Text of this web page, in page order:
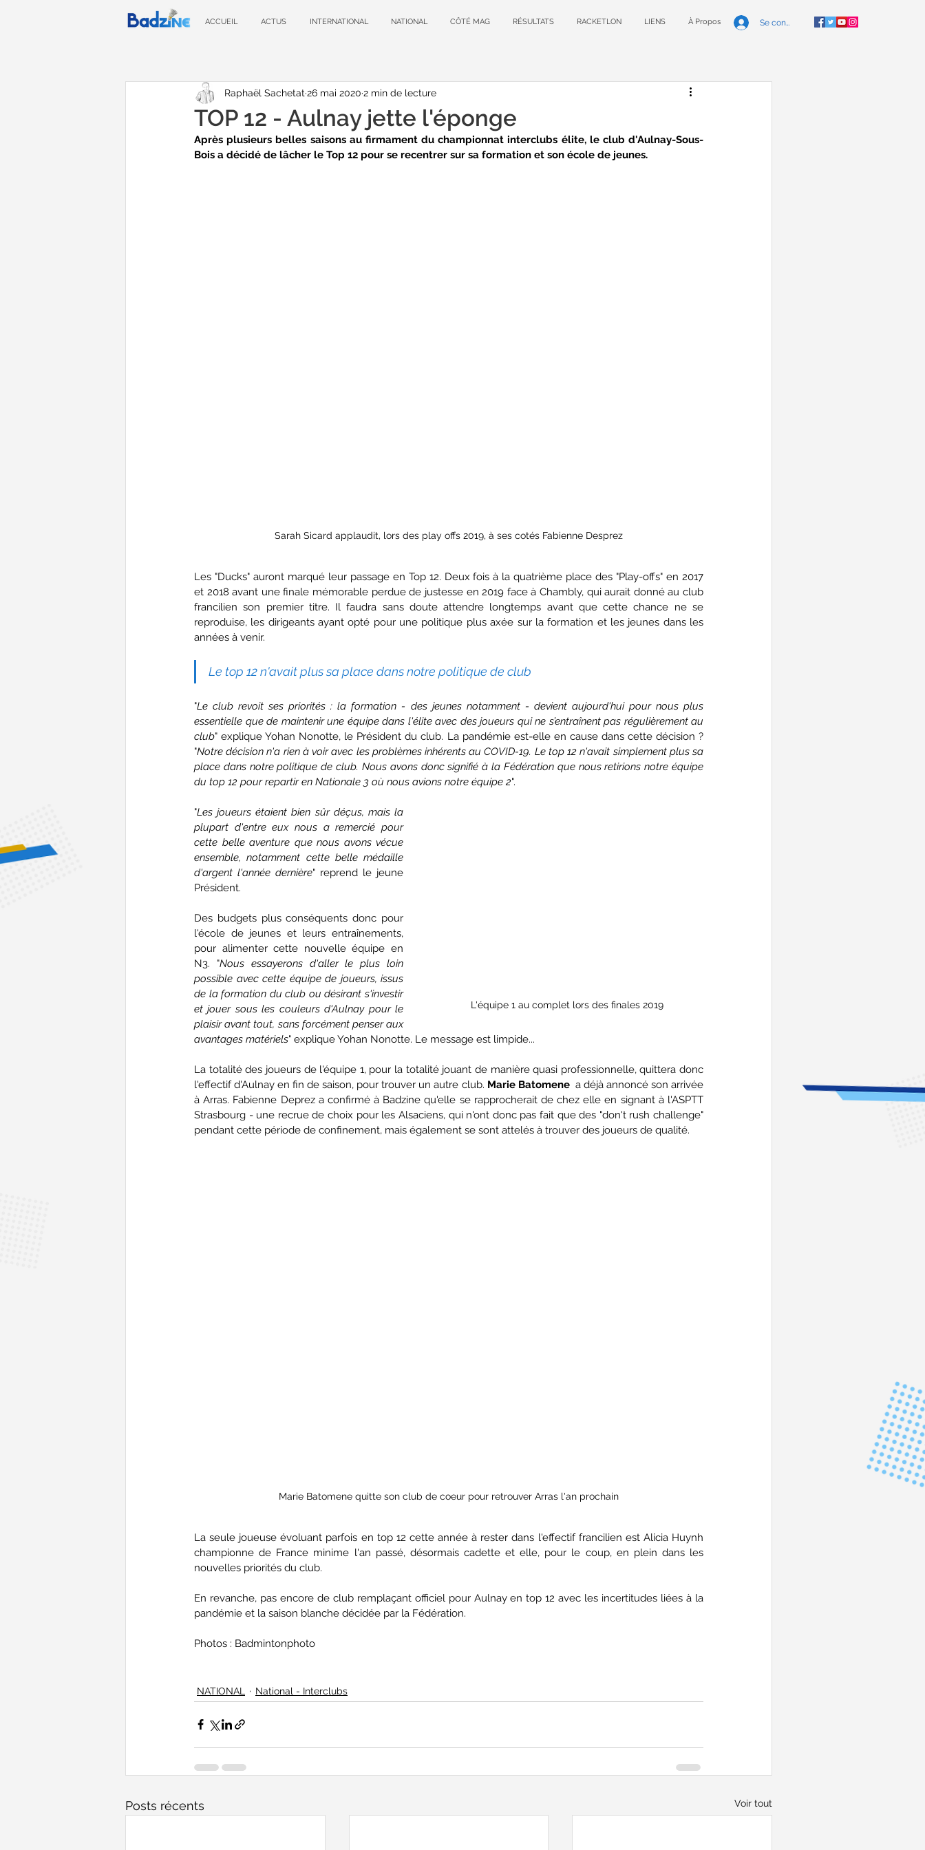
ACCUEIL ACTUS INTERNATIONAL NATIONAL CÔTÉ MAG RÉSULTATS RACKETLON LIENS À Propos Se connecter
TOP 12 - Aulnay jette l'éponge
Raphaël Sachetat 26 mai 2020 2 min de lecture
Après plusieurs belles saisons au firmament du championnat interclubs élite, le club d'Aulnay-Sous-
Bois a décidé de lâcher le Top 12 pour se recentrer sur sa formation et son école de jeunes.
Sarah Sicard applaudit, lors des play offs 2019, à ses cotés Fabienne Desprez
Les "Ducks" auront marqué leur passage en Top 12. Deux fois à la quatrième place des "Play-offs" en 2017
et 2018 avant une finale mémorable perdue de justesse en 2019 face à Chambly, qui aurait donné au club
francilien son premier titre. Il faudra sans doute attendre longtemps avant que cette chance ne se
reproduise, les dirigeants ayant opté pour une politique plus axée sur la formation et les jeunes dans les
années à venir.
Le top 12 n'avait plus sa place dans notre politique de club
"Le club revoit ses priorités : la formation - des jeunes notamment - devient aujourd'hui pour nous plus
essentielle que de maintenir une équipe dans l'élite avec des joueurs qui ne s’entraînent pas régulièrement au
club" explique Yohan Nonotte, le Président du club. La pandémie est-elle en cause dans cette décision ?
"Notre décision n'a rien à voir avec les problèmes inhérents au COVID-19. Le top 12 n'avait simplement plus sa
place dans notre politique de club. Nous avons donc signifié à la Fédération que nous retirions notre équipe
du top 12 pour repartir en Nationale 3 où nous avions notre équipe 2".
L'équipe 1 au complet lors des finales 2019
"Les joueurs étaient bien sûr déçus, mais la
plupart d'entre eux nous a remercié pour
cette belle aventure que nous avons vécue
ensemble, notamment cette belle médaille
d'argent l'année dernière" reprend le jeune
Président.
Des budgets plus conséquents donc pour
l'école de jeunes et leurs entraînements,
pour alimenter cette nouvelle équipe en
N3. "Nous essayerons d'aller le plus loin
possible avec cette équipe de joueurs, issus
de la formation du club ou désirant s'investir
et jouer sous les couleurs d'Aulnay pour le
plaisir avant tout, sans forcément penser aux
avantages matériels" explique Yohan Nonotte. Le message est limpide...
La totalité des joueurs de l'équipe 1, pour la totalité jouant de manière quasi professionnelle, quittera donc
l'effectif d'Aulnay en fin de saison, pour trouver un autre club. Marie Batomene
  a déjà annoncé son arrivée
à Arras. Fabienne Deprez a confirmé à Badzine qu'elle se rapprocherait de chez elle en signant à l'ASPTT
Strasbourg - une recrue de choix pour les Alsaciens, qui n'ont donc pas fait que des "don't rush challenge"
pendant cette période de confinement, mais également se sont attelés à trouver des joueurs de qualité.
Marie Batomene quitte son club de coeur pour retrouver Arras l'an prochain
La seule joueuse évoluant parfois en top 12 cette année à rester dans l'effectif francilien est Alicia Huynh
championne de France minime l'an passé, désormais cadette et elle, pour le coup, en plein dans les
nouvelles priorités du club.
En revanche, pas encore de club remplaçant officiel pour Aulnay en top 12 avec les incertitudes liées à la
pandémie et la saison blanche décidée par la Fédération.
Photos : Badmintonphoto
NATIONAL National - Interclubs
Posts récents Voir tout